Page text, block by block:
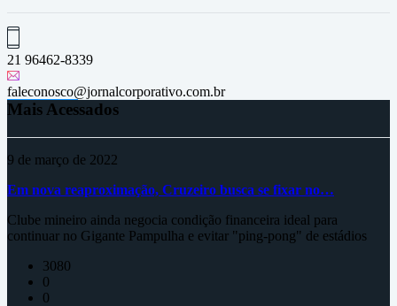
21 96462-8339
faleconosco@jornalcorporativo.com.br
Mais Acessados
9 de março de 2022
Em nova reaproximação, Cruzeiro busca se fixar no…
Clube mineiro ainda negocia condição financeira ideal para
continuar no Gigante Pampulha e evitar "ping-pong" de estádios
3080
0
0